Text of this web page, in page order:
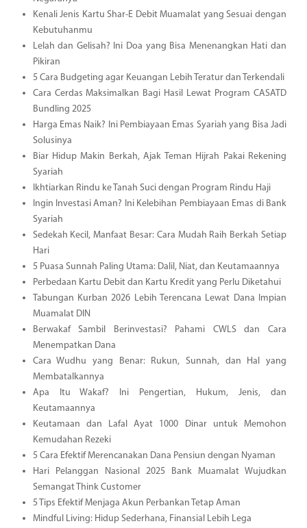
Kenali Jenis Kartu Shar-E Debit Muamalat yang Sesuai dengan
Kebutuhanmu
Lelah dan Gelisah? Ini Doa yang Bisa Menenangkan Hati dan
Pikiran
5 Cara Budgeting agar Keuangan Lebih Teratur dan Terkendali
Cara Cerdas Maksimalkan Bagi Hasil Lewat Program CASATD
Bundling 2025
Harga Emas Naik? Ini Pembiayaan Emas Syariah yang Bisa Jadi
Solusinya
Biar Hidup Makin Berkah, Ajak Teman Hijrah Pakai Rekening
Syariah
Ikhtiarkan Rindu ke Tanah Suci dengan Program Rindu Haji
Ingin Investasi Aman? Ini Kelebihan Pembiayaan Emas di Bank
Syariah
Sedekah Kecil, Manfaat Besar: Cara Mudah Raih Berkah Setiap
Hari
5 Puasa Sunnah Paling Utama: Dalil, Niat, dan Keutamaannya
Perbedaan Kartu Debit dan Kartu Kredit yang Perlu Diketahui
Tabungan Kurban 2026 Lebih Terencana Lewat Dana Impian
Muamalat DIN
Berwakaf Sambil Berinvestasi? Pahami CWLS dan Cara
Menempatkan Dana
Cara Wudhu yang Benar: Rukun, Sunnah, dan Hal yang
Membatalkannya
Apa Itu Wakaf? Ini Pengertian, Hukum, Jenis, dan
Keutamaannya
Keutamaan dan Lafal Ayat 1000 Dinar untuk Memohon
Kemudahan Rezeki
5 Cara Efektif Merencanakan Dana Pensiun dengan Nyaman
Hari Pelanggan Nasional 2025 Bank Muamalat Wujudkan
Semangat Think Customer
5 Tips Efektif Menjaga Akun Perbankan Tetap Aman
Mindful Living: Hidup Sederhana, Finansial Lebih Lega